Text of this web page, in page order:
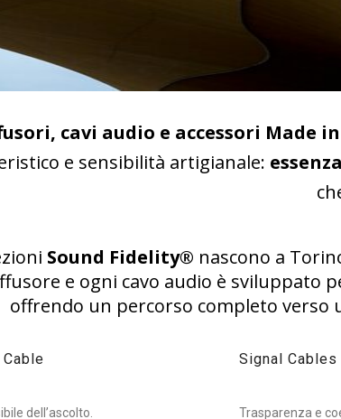
cavi audio e accessori Made
e sensibilità artigianale:
Sound Fidelity® nascono a
e ogni cavo audio è sviluppato
offrendo un percorso completo verso
Signal Cables
dell’ascolto. Trasparenza e